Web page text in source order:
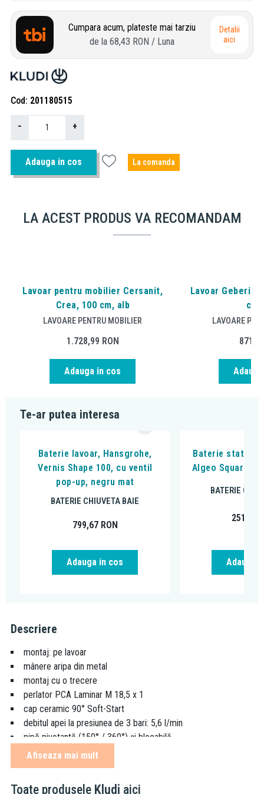
Cumpara acum, plateste mai tarziu
de la 68,43 RON / Luna
Detalii
aici
Cod 201180515
− +
Adauga in cos La comanda
LA ACEST PRODUS VA RECOMANDAM
Lavoar pentru mobilier Cersanit,
Crea, 100 cm, alb
LAVOARE PENTRU MOBILIER
1.728,99 RON
Adauga in cos
Lavoar Geberit,
cm,
LAVOARE
Te-ar putea interesa
Baterie lavoar, Hansgrohe,
Vernis Shape 100, cu ventil
pop-up, negru mat
BATERIE CHIUVETA BAIE
799,67 RON
Adauga in cos
Baterie stativa
Algeo Square,
BATERIE
251,99
Adauga
Descriere
montaj: pe lavoar
mânere aripa din metal
montaj cu o trecere
perlator PCA Laminar M 18,5 x 1
cap ceramic 90° Soft-Start
debitul apei la presiunea de 3 bari: 5,6 l/min
pipă pivotantă (150° / 360°) şi blocabilă
racorduri flexibile G 3/8
prindere flanşă
Afiseaza mai mult
Toate produsele Kludi aici